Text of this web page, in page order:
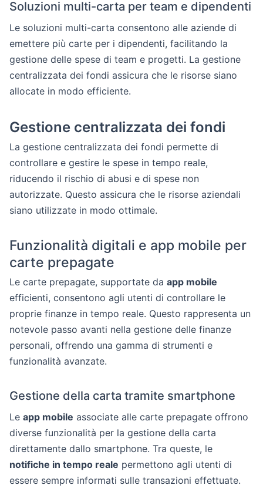
Soluzioni multi-carta per team e dipendenti
Le soluzioni multi-carta consentono alle aziende di
emettere più carte per i dipendenti, facilitando la
gestione delle spese di team e progetti. La gestione
centralizzata dei fondi assicura che le risorse siano
allocate in modo efficiente.
Gestione centralizzata dei fondi
La gestione centralizzata dei fondi permette di
controllare e gestire le spese in tempo reale,
riducendo il rischio di abusi e di spese non
autorizzate. Questo assicura che le risorse aziendali
siano utilizzate in modo ottimale.
Funzionalità digitali e app mobile per
carte prepagate
Le carte prepagate, supportate da app mobile
efficienti, consentono agli utenti di controllare le
proprie finanze in tempo reale. Questo rappresenta un
notevole passo avanti nella gestione delle finanze
personali, offrendo una gamma di strumenti e
funzionalità avanzate.
Gestione della carta tramite smartphone
Le app mobile associate alle carte prepagate offrono
diverse funzionalità per la gestione della carta
direttamente dallo smartphone. Tra queste, le
notifiche in tempo reale permettono agli utenti di
essere sempre informati sulle transazioni effettuate.